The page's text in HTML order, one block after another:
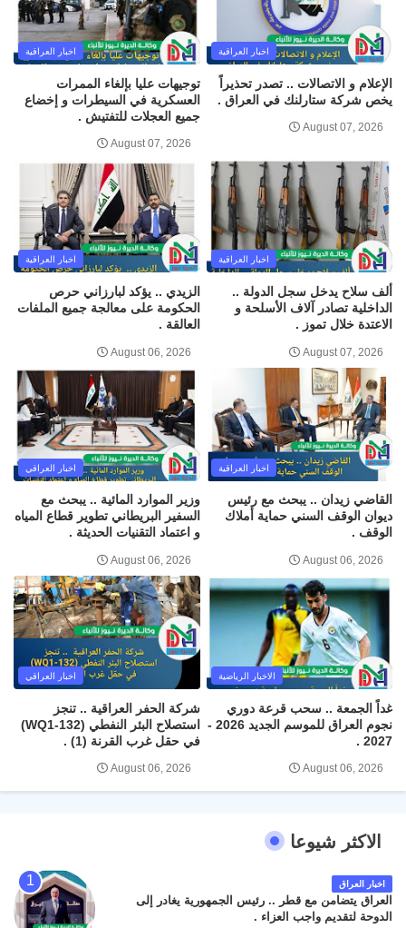
اخبار العراقية
الإعلام و الاتصالات .. تصدر تحذيراً
يخص شركة ستارلنك في العراق .
August 07, 2026
اخبار العراقية
توجيهات عليا بإلغاء الممرات
العسكرية في السيطرات و إخضاع
جميع العجلات للتفتيش .
August 07, 2026
اخبار العراقية
ألف سلاح يدخل سجل الدولة ..
الداخلية تصادر آلاف الأسلحة و
الاعتدة خلال تموز .
August 07, 2026
اخبار العراقية
الزيدي .. يؤكد لبارزاني حرص
الحكومة على معالجة جميع الملفات
العالقة .
August 06, 2026
اخبار العراقية
القاضي زيدان .. يبحث مع رئيس
ديوان الوقف السني حماية أملاك
الوقف .
August 06, 2026
اخبار العراقي
وزير الموارد المائية .. يبحث مع
السفير البريطاني تطوير قطاع المياه
و اعتماد التقنيات الحديثة .
August 06, 2026
الاخبار الرياضية
غداً الجمعة .. سحب قرعة دوري
نجوم العراق للموسم الجديد 2026 -
2027 .
August 06, 2026
اخبار العراقي
شركة الحفر العراقية .. تنجز
استصلاح البئر النفطي (WQ1-132)
في حقل غرب القرنة (1) .
August 06, 2026
الاكثر شيوعا
اخبار العراق
العراق يتضامن مع قطر .. رئيس الجمهورية يغادر إلى
الدوحة لتقديم واجب العزاء .